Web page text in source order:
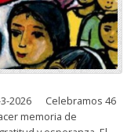
3-2026 Celebramos 46
memoria de